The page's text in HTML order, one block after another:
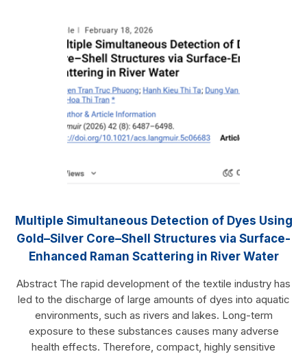
Multiple Simultaneous Detection of Dyes Using
Gold–Silver Core–Shell Structures via Surface-
Enhanced Raman Scattering in River Water
Abstract The rapid development of the textile industry has
led to the discharge of large amounts of dyes into aquatic
environments, such as rivers and lakes. Long-term
exposure to these substances causes many adverse
health effects. Therefore, compact, highly sensitive